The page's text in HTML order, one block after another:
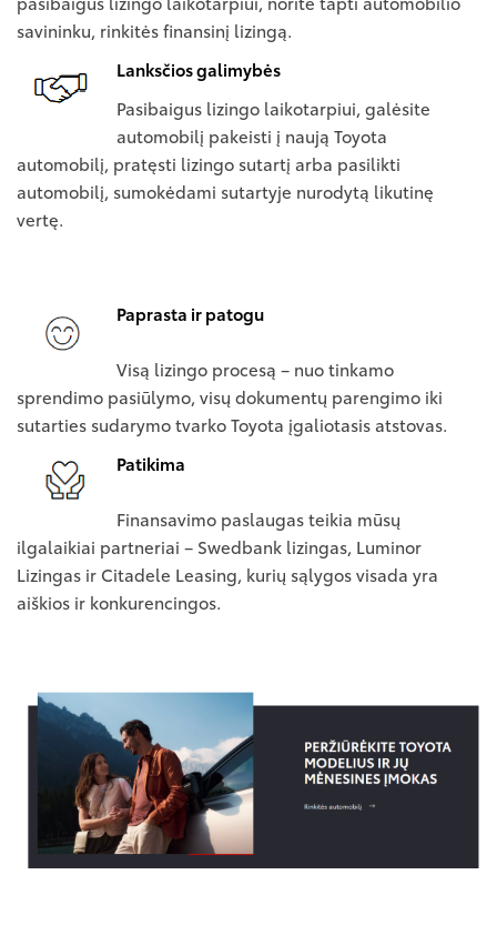
savininku, rinkitės finansinį lizingą.
Lanksčios galimybės
Pasibaigus lizingo laikotarpiui, galėsite
automobilį pakeisti į naują Toyota
automobilį, pratęsti lizingo sutartį arba pasilikti
automobilį, sumokėdami sutartyje nurodytą likutinę
vertę.
Paprasta ir patogu
Visą lizingo procesą – nuo tinkamo
sprendimo pasiūlymo, visų dokumentų parengimo iki
sutarties sudarymo tvarko Toyota įgaliotasis atstovas.
Patikima
Finansavimo paslaugas teikia mūsų
ilgalaikiai partneriai – Swedbank lizingas, Luminor
Lizingas ir Citadele Leasing, kurių sąlygos visada yra
aiškios ir konkurencingos.